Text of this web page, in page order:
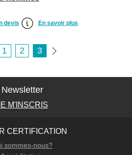
devis En savoir plus
1 2 3
Newsletter
M'INSCRIS
CERTIFICATION
sommes-nous?